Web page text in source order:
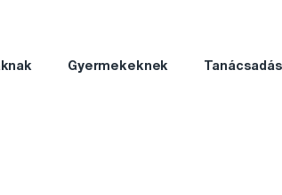
Gyermekeknek Tanácsadás